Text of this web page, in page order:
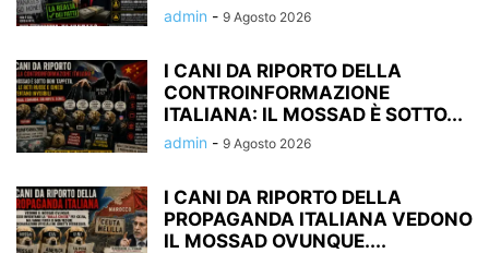
admin - 9 Agosto 2026
I CANI DA RIPORTO DELLA
CONTROINFORMAZIONE
ITALIANA: IL MOSSAD È SOTTO...
admin - 9 Agosto 2026
I CANI DA RIPORTO DELLA
PROPAGANDA ITALIANA VEDONO
IL MOSSAD OVUNQUE....